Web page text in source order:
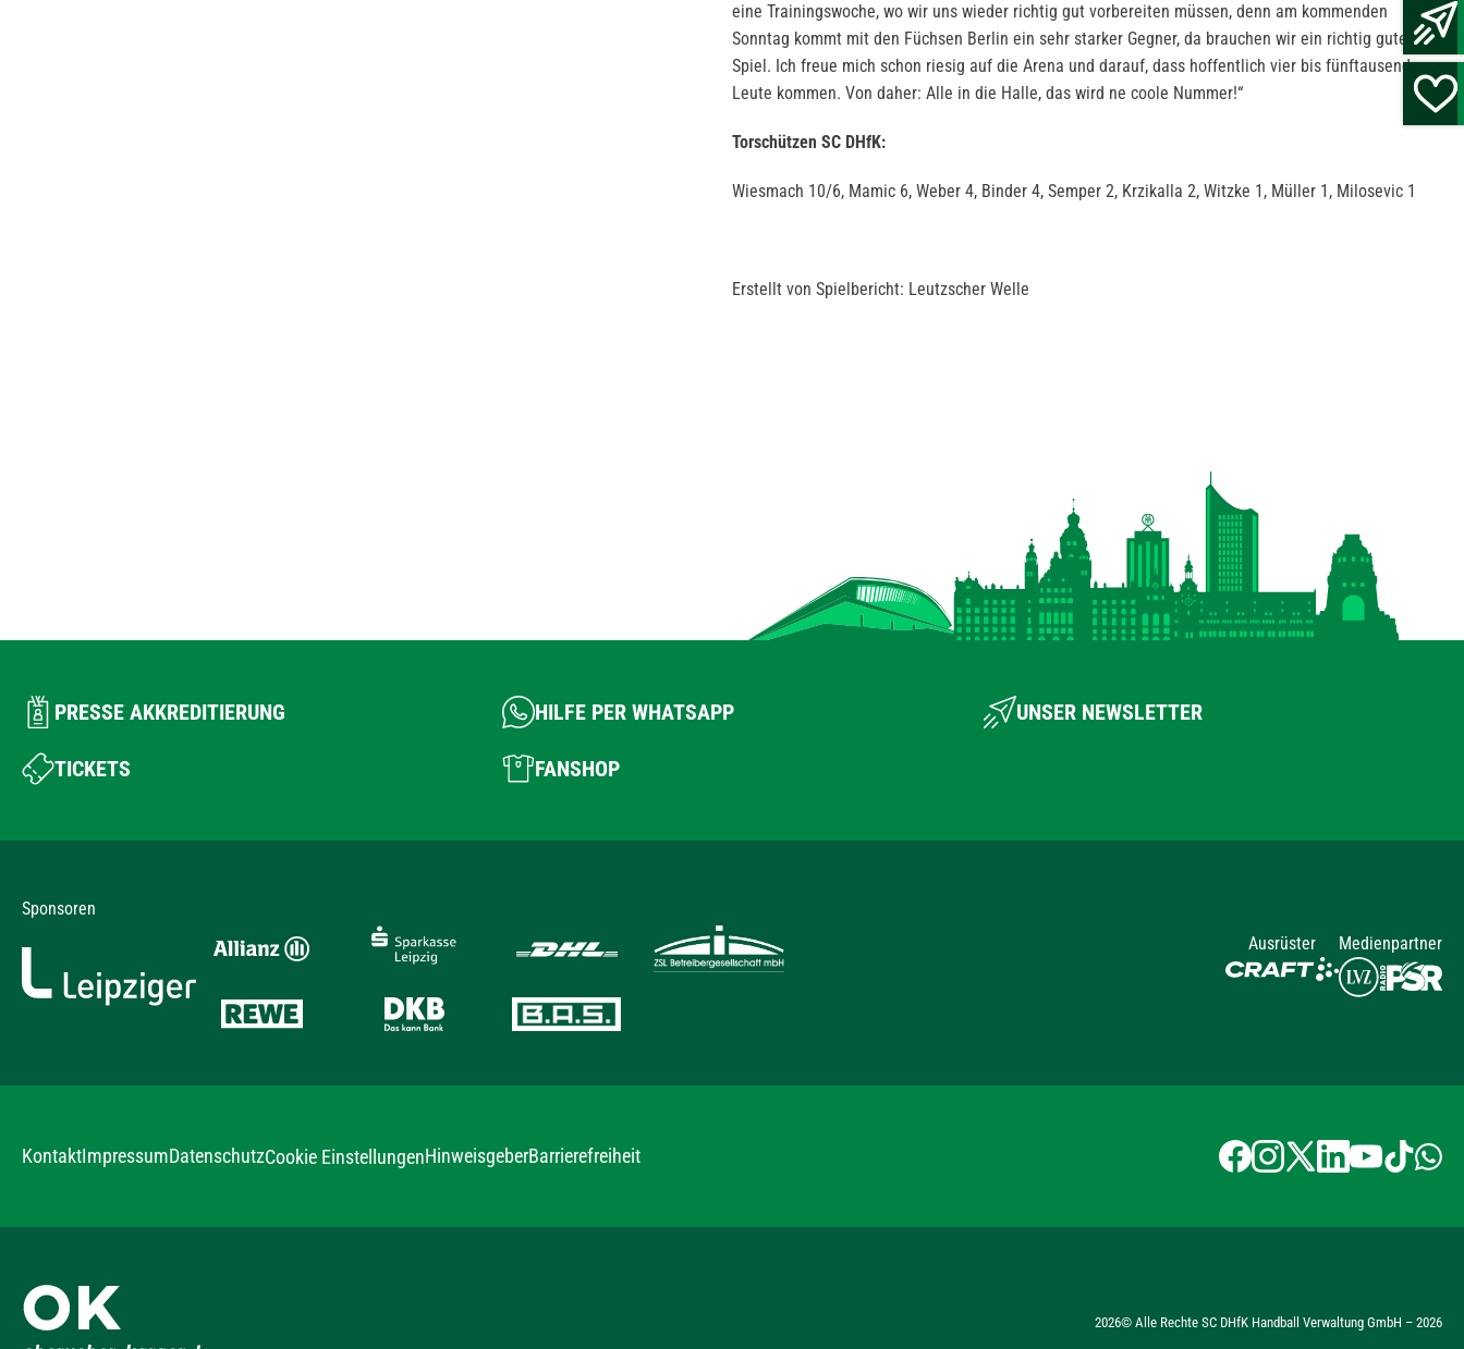
eine Trainingswoche, wo wir uns wieder richtig gut vorbereiten müssen, denn am kommenden
Sonntag kommt mit den Füchsen Berlin ein sehr starker Gegner, da brauchen wir ein richtig gutes
Spiel. Ich freue mich schon riesig auf die Arena und darauf, dass hoffentlich vier bis fünftausend
Leute kommen. Von daher: Alle in die Halle, das wird ne coole Nummer!“
Torschützen SC DHfK:
Wiesmach 10/6, Mamic 6, Weber 4, Binder 4, Semper 2, Krzikalla 2, Witzke 1, Müller 1, Milosevic 1
Erstellt von Spielbericht: Leutzscher Welle
PRESSE AKKREDITIERUNG HILFE PER WHATSAPP UNSER NEWSLETTER
TICKETS FANSHOP
Sponsoren
Ausrüster
Medienpartner
KontaktImpressumDatenschutzCookie EinstellungenHinweisgeberBarrierefreiheit
2026© Alle Rechte SC DHfK Handball Verwaltung GmbH – 2026